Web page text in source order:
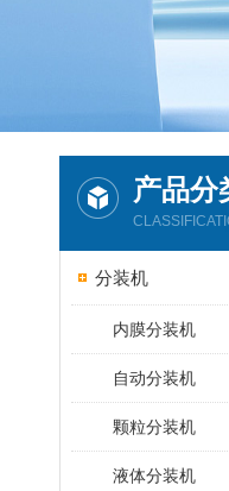
产品分
分装机
内膜分装机
自动分装机
颗粒分装机
液体分装机